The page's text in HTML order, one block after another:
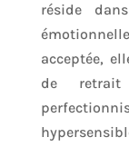
réside
acceptée,
de retrait